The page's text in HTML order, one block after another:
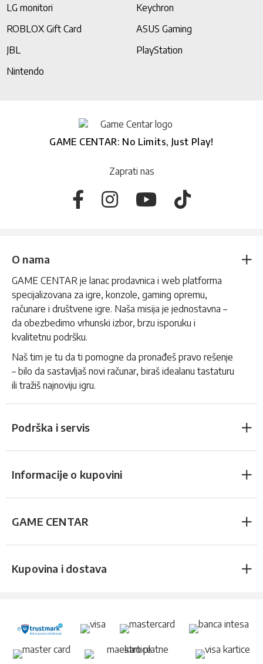
LG monitori
Keychron
ROBLOX Gift Card
ASUS Gaming
JBL
PlayStation
Nintendo
GAME CENTAR: No Limits, Just Play!
Zaprati nas
O nama
GAME CENTAR je lanac prodavnica i web platforma
specijalizovana za igre, konzole, gaming opremu,
računare i društvene igre. Naša misija je jednostavna –
da obezbedimo vrhunski izbor, brzu isporuku i
kvalitetnu podršku.
Naš tim je tu da ti pomogne da pronađeš pravo rešenje
– bilo da sastavljaš novi računar, biraš idealanu tastaturu
ili tražiš najnoviju igru.
Podrška i servis
Informacije o kupovini
GAME CENTAR
Kupovina i dostava